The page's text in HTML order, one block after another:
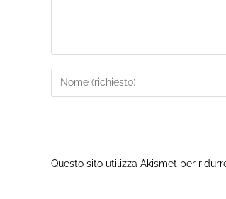
Questo sito utilizza Akismet per